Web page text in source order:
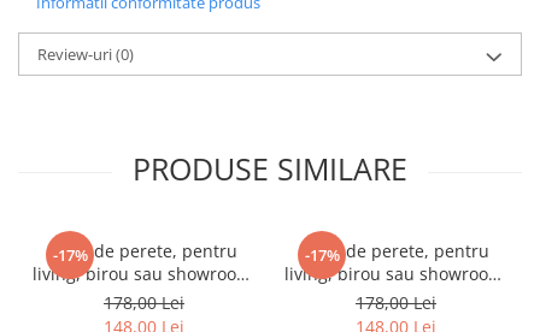
Review-uri(0)
PRODUSE SIMILARE
-17%
Ceas de perete, pentru
living, birou sau showroom,
Triunghiuri curcubeu
178,00 Lei
148,00 Lei
-17%
Ceas de perete, pentru
living, birou sau showroom,
Fundal blurat in nuante de
violet
178,00 Lei
148,00 Lei